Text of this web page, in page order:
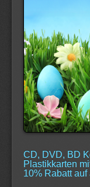
CD, DVD, BD
Plastikkarten
10% Rabatt